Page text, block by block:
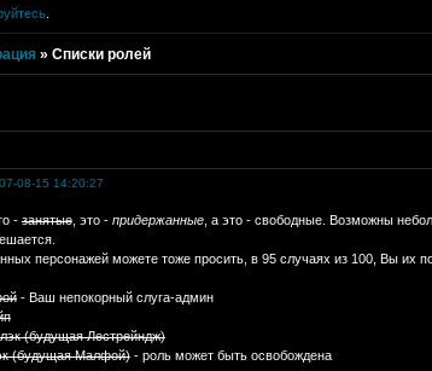
» Списки ролей
08-15 14:20:27
-занятые, это - придержанные, а это - свободные. Возможны
персонажей можете тоже просить, в 95 случаях из 100, Вы их
- Ваш непокорный слуга-админ
(будущая Лестрейндж)
(будущая Малфой)- роль может быть освобождена